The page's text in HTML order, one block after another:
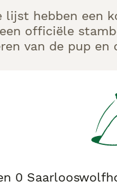
lijst hebben een
officiële
van de pup
0